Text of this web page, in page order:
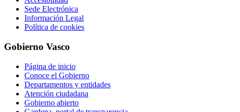
Sede Electrónica
Información Legal
Política de cookies
Gobierno Vasco
Página de inicio
Conoce el Gobierno
Departamentos y entidades
Atención ciudadana
Gobierno abierto